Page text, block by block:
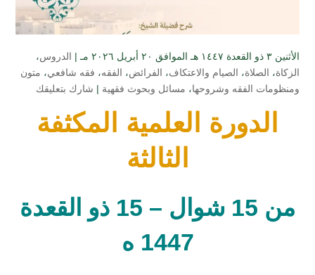
الأثنين ۳ ذو القعدة ۱٤٤۷ هـ الموافق ۲۰ أبريل ۲۰۲٦ مـ | الدروس،
الزكاة، الصلاة، الصيام والاعتكاف، الفرائض، الفقه، فقه شافعي، متون
ومنظومات الفقه وشروحها، مسائل وبحوث فقهية | شارك بتعليقك
الدورة العلمية المكثفة
الثالثة
من 15 شوال – 15 ذو القعدة
1447 ه